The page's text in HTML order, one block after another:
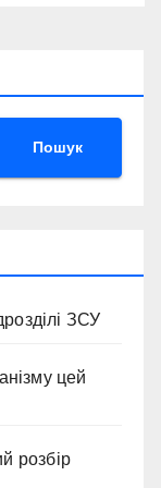
Пошук
ЗСУ
цей
розбір